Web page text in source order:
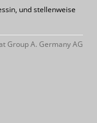
und stellenweise
Group A. Germany AG